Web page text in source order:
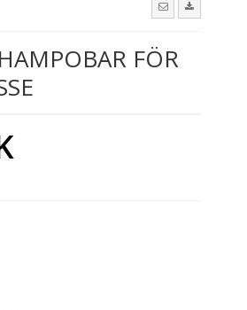
FÖR